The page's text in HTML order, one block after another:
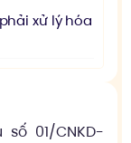
xử lý hóa
01/CNKD-